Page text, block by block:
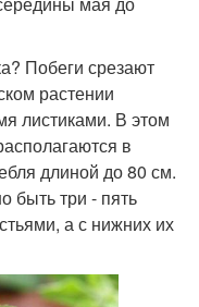
Побеги срезают
растении
листиками. В этом
в
длиной до 80 см.
быть три - пять
а с нижних их